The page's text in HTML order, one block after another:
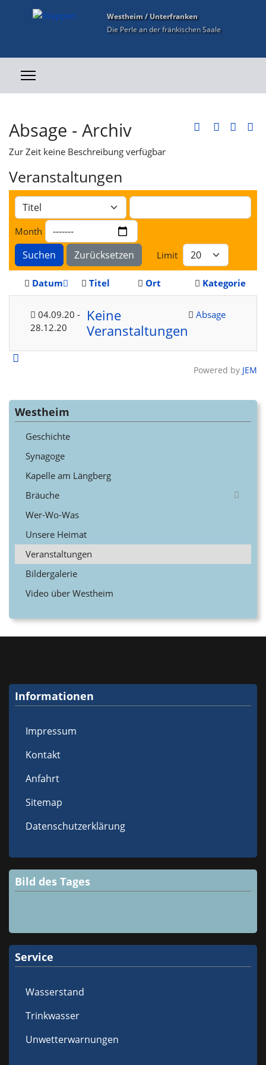
Westheim / Unterfranken
Die Perle an der fränkischen Saale
Absage - Archiv
Zur Zeit keine Beschreibung verfügbar
Veranstaltungen
Month
Suchen Zurücksetzen Limit
Datum Titel Ort Kategorie
04.09.20 -
28.12.20
Keine
Veranstaltungen
Absage
Powered by JEM
Westheim
Geschichte
Synagoge
Kapelle am Längberg
Bräuche
Wer-Wo-Was
Unsere Heimat
Veranstaltungen
Bildergalerie
Video über Westheim
Informationen
Impressum
Kontakt
Anfahrt
Sitemap
Datenschutzerklärung
Bild des Tages
Service
Wasserstand
Trinkwasser
Unwetterwarnungen